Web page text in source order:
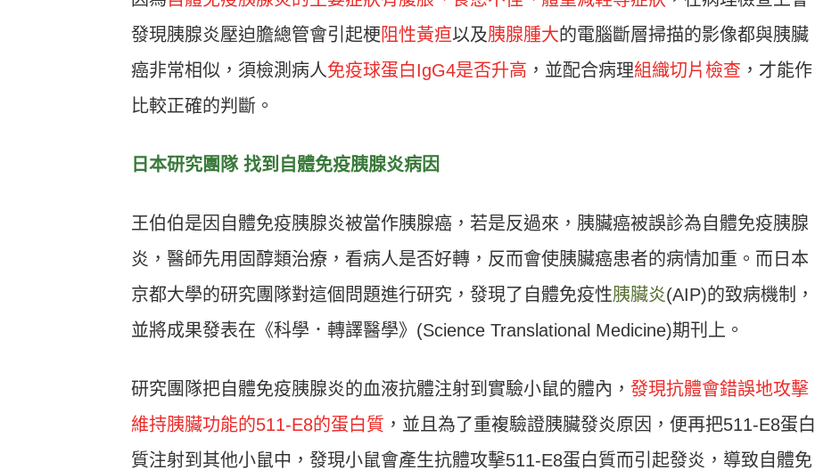
發現胰腺炎壓迫膽總管會引起梗 阻性黃疸以及胰腺腫大的電腦斷層掃描的影像都與胰臟
癌非常相似，須檢測病人免疫球蛋白IgG4是否升高 ，並配合病理組織切片檢查 ，才能作
比較正確的判斷。
日本研究團隊 找到自體免疫胰腺炎病因
王伯伯是因自體免疫胰腺炎被當作胰腺癌，若是反過來，胰臟癌被誤診為自體免疫胰腺
炎，醫師先用固醇類治療，看病人是否好轉，反而會使胰臟癌患者的病情加重。而日本
京都大學的研究團隊對這個問題進行研究，發現了自體免疫性胰臟炎(AIP)的致病機制，
並將成果發表在《科學．轉譯醫學》(Science Translational Medicine)期刊上。
研究團隊把自體免疫胰腺炎的血液抗體注射到實驗小鼠的體內， 發現抗體會錯誤地攻擊
維持胰臟功能的511-E8的蛋白質 ，並且為了重複驗證胰臟發炎原因，便再把511-E8蛋白
質注射到其他小鼠中，發現小鼠會產生抗體攻擊511-E8蛋白質而引起發炎，導致自體免